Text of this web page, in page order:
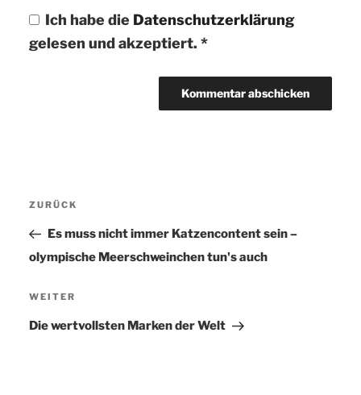
Ich habe die Datenschutzerklärung
gelesen und akzeptiert. *
Vorheriger
Beitrag
ZURÜCK
Es muss nicht immer Katzencontent sein –
olympische Meerschweinchen tun's auch
Nächster
Beitrag
WEITER
Die wertvollsten Marken der Welt